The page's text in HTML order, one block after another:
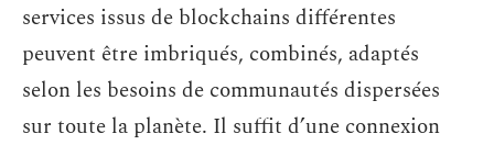
services issus de blockchains différentes
peuvent être imbriqués, combinés, adaptés
selon les besoins de communautés dispersées
sur toute la planète. Il suffit d’une connexion